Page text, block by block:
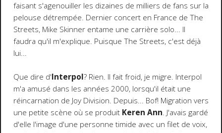
faisant s'agenouiller les dizaines de milliers de fans sur la
pelouse détrempée. Dernier concert en France de The
Streets, Mike Skinner entame une carrière solo... Il
faudra qu'il m'explique. Puisque The Streets, c'est déjà
lui...
Que dire d'Interpol? Rien. Il fait froid, je migre. Interpol
m'a amusé dans les années 2000, lorsqu'il était une
réincarnation de Joy Division. Depuis... Bof! Migration vers
une petite scène où se produit Keren Ann. J'avais gardé
d'elle l'image d'une personne timide avec un filet de voix,